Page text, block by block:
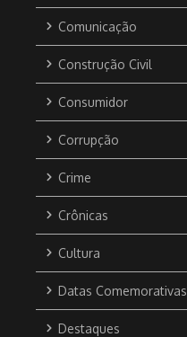
Comunicação
Construção Civil
Consumidor
Corrupção
Crime
Crônicas
Cultura
Datas Comemorativas
Destaques